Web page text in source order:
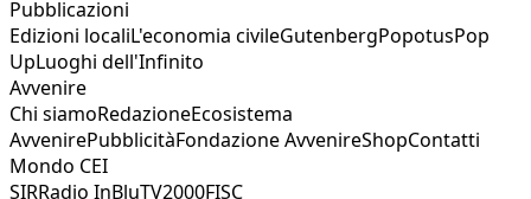
Pubblicazioni
Edizioni localiL'economia civileGutenbergPopotusPop
UpLuoghi dell'Infinito
Avvenire
Chi siamoRedazioneEcosistema
AvvenirePubblicitàFondazione AvvenireShopContatti
Mondo CEI
SIRRadio InBluTV2000FISC